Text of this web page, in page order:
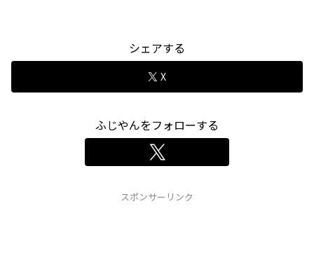
シェアする
X
ふじやんをフォローする
スポンサーリンク